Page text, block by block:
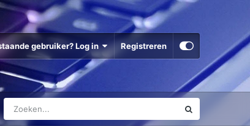
gebruiker? Log in Registreren